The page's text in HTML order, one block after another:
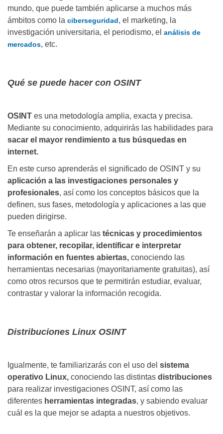
mundo, que puede también aplicarse a muchos más
ámbitos como la ciberseguridad, el marketing, la
investigación universitaria, el periodismo, el análisis de
mercados, etc.
Qué se puede hacer con OSINT
OSINT es una metodología amplia, exacta y precisa.
Mediante su conocimiento, adquirirás las habilidades para
sacar el mayor rendimiento a tus búsquedas en
internet.
En este curso aprenderás el significado de OSINT y su
aplicación a las investigaciones personales y
profesionales, así como los conceptos básicos que la
definen, sus fases, metodología y aplicaciones a las que
pueden dirigirse.
Te enseñarán a aplicar las técnicas y procedimientos
para obtener, recopilar, identificar e interpretar
información en fuentes abiertas, conociendo las
herramientas necesarias (mayoritariamente gratuitas), así
como otros recursos que te permitirán estudiar, evaluar,
contrastar y valorar la información recogida.
Distribuciones Linux OSINT
Igualmente, te familiarizarás con el uso del sistema
operativo Linux, conociendo las distintas distribuciones
para realizar investigaciones OSINT, así como las
diferentes herramientas integradas, y sabiendo evaluar
cuál es la que mejor se adapta a nuestros objetivos.